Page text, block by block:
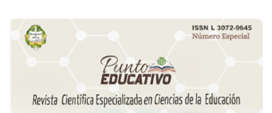
Imagen de portada